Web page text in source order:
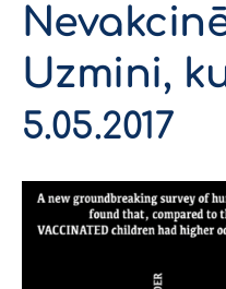
Uzmini,
5.05.2017